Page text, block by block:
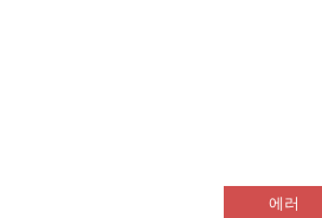
에러